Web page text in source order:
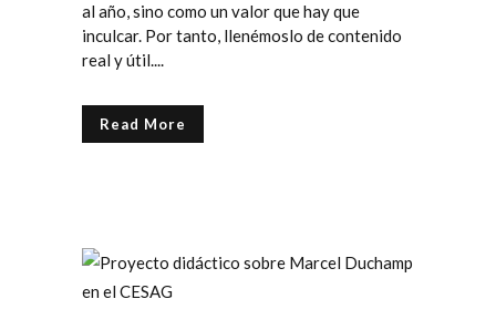
al año, sino como un valor que hay que
inculcar. Por tanto, llenémoslo de contenido
real y útil....
Read More